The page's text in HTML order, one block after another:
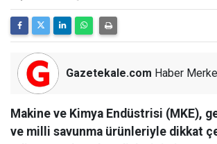
Gazetekale.com Haber
Makine ve Kimya Endüstrisi (MKE),
ve milli savunma ürünleriyle dikkat